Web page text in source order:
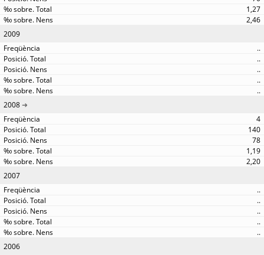
1,27
2,46
2009
..
..
..
..
..
2008
4
140
78
1,19
2,20
2007
..
..
..
..
..
2006